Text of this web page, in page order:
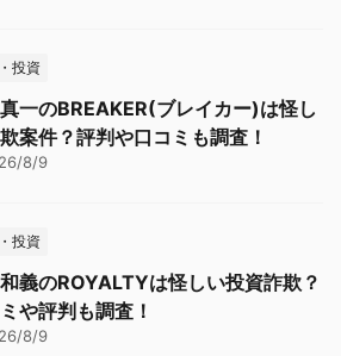
投資
一のBREAKER(ブレイカー)は怪し
案件？評判や口コミも調査！
8/9
投資
義のROYALTYは怪しい投資詐欺？
や評判も調査！
8/9